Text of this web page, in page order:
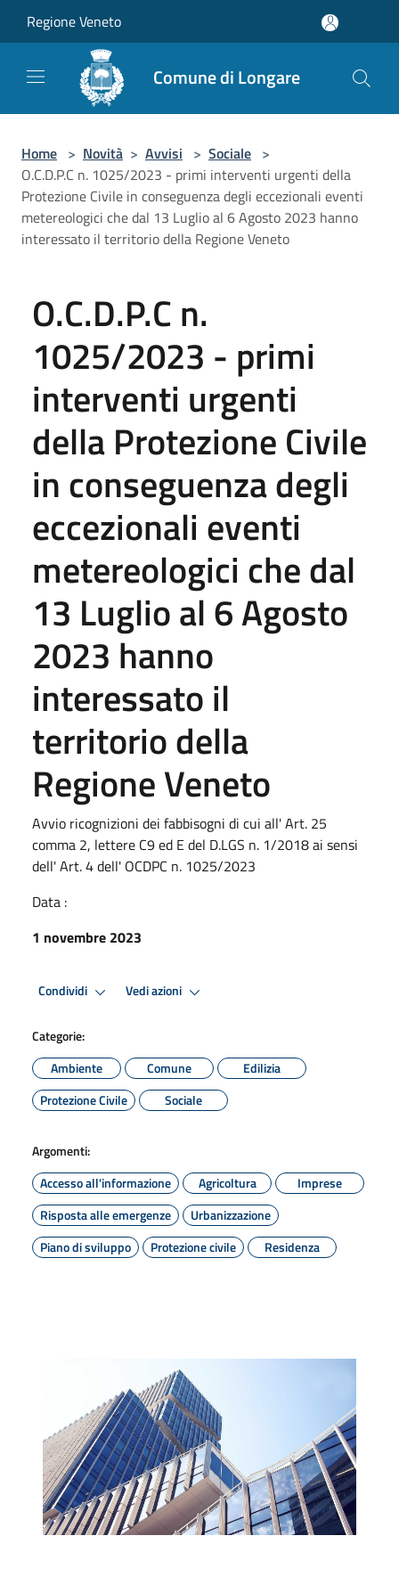
Regione Veneto
Comune di Longare
Home > Novità > Avvisi > Sociale >
O.C.D.P.C n. 1025/2023 - primi interventi urgenti della
Protezione Civile in conseguenza degli eccezionali eventi
metereologici che dal 13 Luglio al 6 Agosto 2023 hanno
interessato il territorio della Regione Veneto
O.C.D.P.C n.
1025/2023 - primi
interventi urgenti
della Protezione Civile
in conseguenza degli
eccezionali eventi
metereologici che dal
13 Luglio al 6 Agosto
2023 hanno
interessato il
territorio della
Regione Veneto
Avvio ricognizioni dei fabbisogni di cui all' Art. 25
comma 2, lettere C9 ed E del D.LGS n. 1/2018 ai sensi
dell' Art. 4 dell' OCDPC n. 1025/2023
Data :
1 novembre 2023
Condividi Vedi azioni
Categorie:
Ambiente
Comune
Edilizia
Protezione Civile
Sociale
Argomenti:
Accesso all'informazione
Agricoltura
Imprese
Risposta alle emergenze
Urbanizzazione
Piano di sviluppo
Protezione civile Residenza